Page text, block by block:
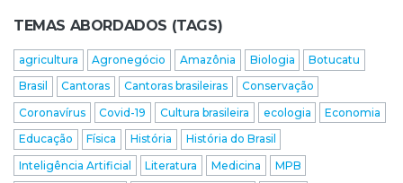
TEMAS ABORDADOS (TAGS)
agricultura Agronegócio Amazônia Biologia
Botucatu
Brasil
Cantoras Cantoras brasileiras
Conservação
Coronavírus
Covid-19 Cultura brasileira ecologia
Economia
Educação
Física História
História do Brasil
Inteligência Artificial
Literatura Medicina
MPB